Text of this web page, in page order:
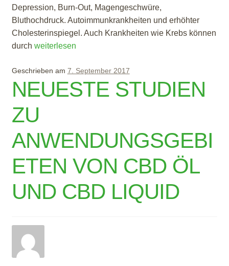
Depression, Burn-Out, Magengeschwüre,
Bluthochdruck. Autoimmunkrankheiten und erhöhter
Cholesterinspiegel. Auch Krankheiten wie Krebs können
durch CBD Öl – Krankheiten mit CBD vorbeugen
weiterlesen
Geschrieben am 7. September 2017
NEUESTE STUDIEN
ZU
ANWENDUNGSGEBI
ETEN VON CBD ÖL
UND CBD LIQUID